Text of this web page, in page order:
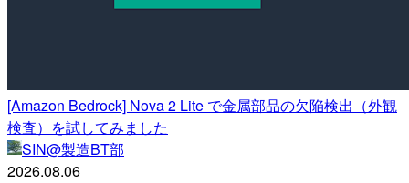
[Amazon Bedrock] Nova 2 Lite で金属部品の欠陥検出（外観
検査）を試してみました
SIN@製造BT部
2026.08.06